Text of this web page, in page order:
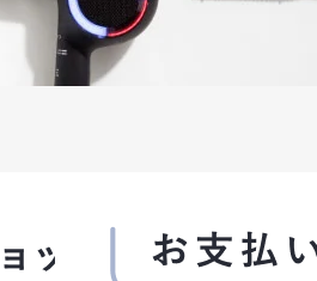
なります。
当社に届け出た事項に変更
の情報に基づいて行われます